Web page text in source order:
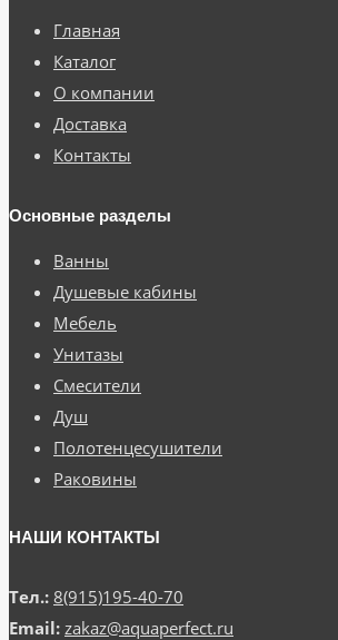
Главная
Каталог
О компании
Доставка
Контакты
Основные разделы
Ванны
Душевые кабины
Мебель
Унитазы
Смесители
Душ
Полотенцесушители
Раковины
НАШИ КОНТАКТЫ
Тел.: 8(915)195-40-70
Email: zakaz@aquaperfect.ru